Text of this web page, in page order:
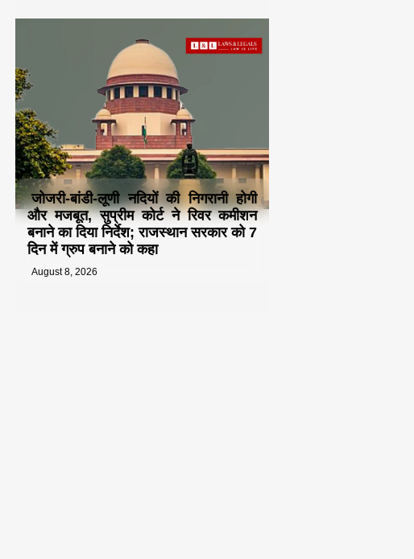
जोजरी-बांडी-लूणी नदियों की निगरानी होगी
और मजबूत, सुप्रीम कोर्ट ने रिवर कमीशन
बनाने का दिया निर्देश; राजस्थान सरकार को 7
दिन में ग्रुप बनाने को कहा
August 8, 2026